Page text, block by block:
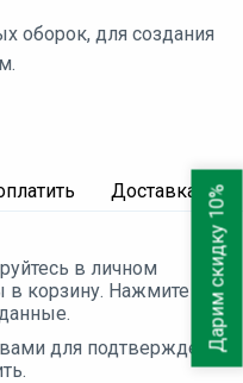
оборок, для создания
Доставка
в личном
в корзину. Нажмите
для подтверждения
Дарим скидку 10%